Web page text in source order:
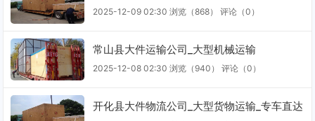
2025-12-09 02:30 浏览（868） 评论（0 ）
常山县大件运输公司_大型机械运输
2025-12-08 02:30 浏览（940） 评论（0 ）
开化县大件物流公司_大型货物运输_专车直达